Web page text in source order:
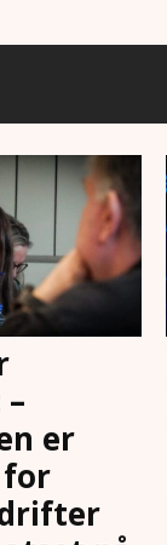
er
for